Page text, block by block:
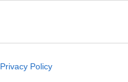
Privacy Policy